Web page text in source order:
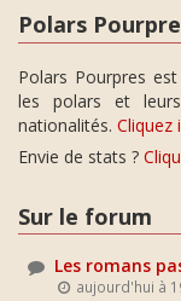
Polars
Polars Pourpres
les polars et
nationalités. Cliquez
Envie de stats ?
Sur le forum
Les romans
aujourd'hui à